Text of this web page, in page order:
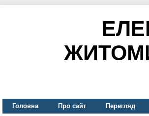
Головна Про сайт Перегляд